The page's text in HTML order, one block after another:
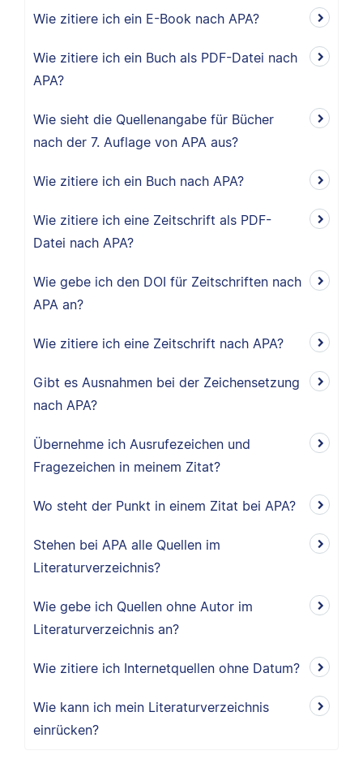
Wie zitiere ich ein E-Book nach APA?
Wie zitiere ich ein Buch als PDF-Datei nach
APA?
Wie sieht die Quellenangabe für Bücher
nach der 7. Auflage von APA aus?
Wie zitiere ich ein Buch nach APA?
Wie zitiere ich eine Zeitschrift als PDF-
Datei nach APA?
Wie gebe ich den DOI für Zeitschriften nach
APA an?
Wie zitiere ich eine Zeitschrift nach APA?
Gibt es Ausnahmen bei der Zeichensetzung
nach APA?
Übernehme ich Ausrufezeichen und
Fragezeichen in meinem Zitat?
Wo steht der Punkt in einem Zitat bei APA?
Stehen bei APA alle Quellen im
Literaturverzeichnis?
Wie gebe ich Quellen ohne Autor im
Literaturverzeichnis an?
Wie zitiere ich Internetquellen ohne Datum?
Wie kann ich mein Literaturverzeichnis
einrücken?